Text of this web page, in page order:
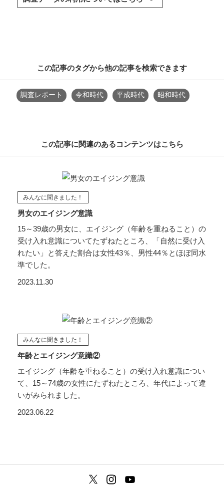
この記事のタグから他の記事を検索できます
調査レポート 令和時代 平成時代 昭和時代
この記事に関連のあるコンテンツはこちら
みんなに聞きました！
男女のエイジング意識
15～39歳の男女に、エイジング（年齢を重ねること）の
受け入れ意識についてたずねたところ、「自然に受け入
れたい」と答えた割合は女性43％、男性44％とほぼ同水
準でした。
2023.11.30
みんなに聞きました！
年齢とエイジング意識②
エイジング（年齢を重ねること）の受け入れ意識につい
て、15～74歳の女性にたずねたところ、年代によって違
いがみられました。
2023.06.22